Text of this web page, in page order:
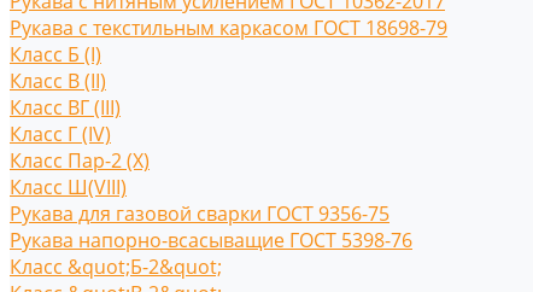
Рукава с текстильным каркасом ГОСТ 18698-79
Класс Б (I)
Класс В (II)
Класс ВГ (III)
Класс Г (IV)
Класс Пар-2 (X)
Класс Ш(VIII)
Рукава для газовой сварки ГОСТ 9356-75
Рукава напорно-всасыващие ГОСТ 5398-76
Класс &quot;Б-2&quot;